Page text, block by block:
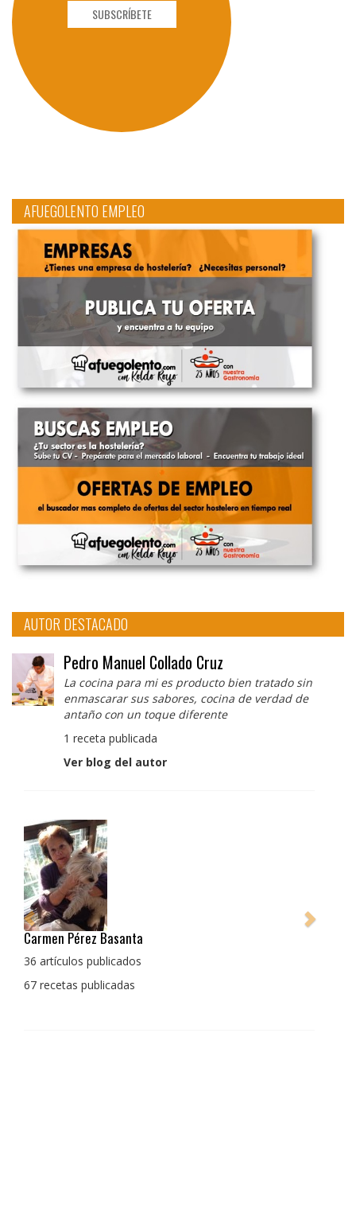
SUBSCRÍBETE
AFUEGOLENTO EMPLEO
AUTOR DESTACADO
Pedro Manuel Collado Cruz
La cocina para mi es producto bien tratado sin
enmascarar sus sabores, cocina de verdad de
antaño con un toque diferente
1 receta publicada
Ver blog del autor
Pedro Manuel Collado Cruz
La cocina para mi es producto bien tratado sin
con un toque diferente